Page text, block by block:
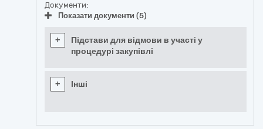
Документи:
Показати документи (5)
+
Підстави для відмови в участі у
процедурі закупівлі
+ Інші